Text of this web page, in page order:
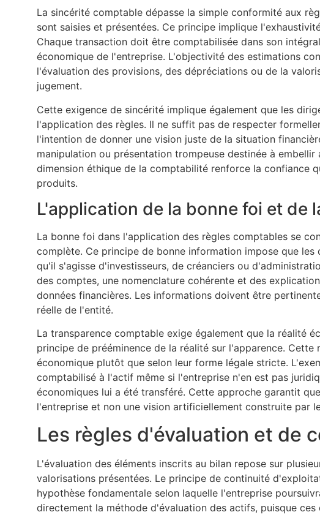
La sincérité comptable dépasse la simple conformité aux
sont saisies et présentées. Ce principe implique
Chaque transaction doit être comptabilisée dans son
économique de l'entreprise. L'objectivité des estimations
l'évaluation des provisions, des dépréciations ou de la
jugement.
Cette exigence de sincérité implique également que les
l'application des règles. Il ne suffit pas de respecter
l'intention de donner une vision juste de la situation
manipulation ou présentation trompeuse destinée à
dimension éthique de la comptabilité renforce la confiance
produits.
L'application de la bonne foi et de
La bonne foi dans l'application des règles comptables se
complète. Ce principe de bonne information impose que
qu'il s'agisse d'investisseurs, de créanciers ou
des comptes, une nomenclature cohérente et des
données financières. Les informations doivent être
réelle de l'entité.
La transparence comptable exige également que la réalité
principe de prééminence de la réalité sur l'apparence.
économique plutôt que selon leur forme légale stricte.
comptabilisé à l'actif même si l'entreprise n'en est pas
économiques lui a été transféré. Cette approche garantit
l'entreprise et non une vision artificiellement construite par
Les règles d'évaluation et de
L'évaluation des éléments inscrits au bilan repose sur
valorisations présentées. Le principe de continuité
hypothèse fondamentale selon laquelle l'entreprise
directement la méthode d'évaluation des actifs, puisque